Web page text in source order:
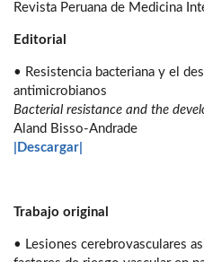
Revista Peruana de Medicina
Editorial
• Resistencia bacteriana y el
antimicrobianos
Bacterial resistance and the
Aland Bisso-Andrade
|Descargar|
Trabajo original
• Lesiones cerebrovasculares